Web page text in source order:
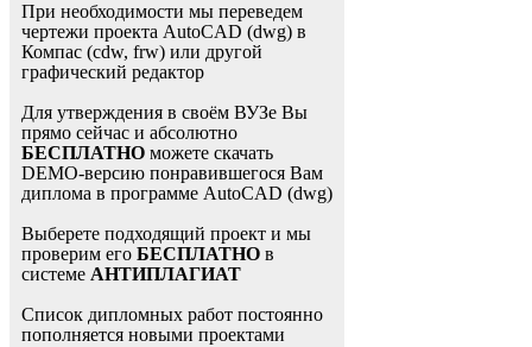
При необходимости мы переведем
чертежи проекта AutoCAD (dwg) в
Компас (cdw, frw) или другой
графический редактор
Для утверждения в своём ВУЗе Вы
прямо сейчас и абсолютно
БЕСПЛАТНО можете скачать
DEMO-версию понравившегося Вам
диплома в программе AutoCAD (dwg)
Выберете подходящий проект и мы
проверим его БЕСПЛАТНО в
системе АНТИПЛАГИАТ
Список дипломных работ постоянно
пополняется новыми проектами